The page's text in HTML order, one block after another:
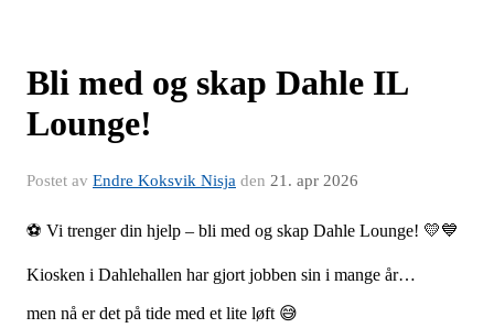
Bli med og skap Dahle IL
Lounge!
Postet av Endre Koksvik Nisja den 21. apr 2026
⚽️ Vi trenger din hjelp – bli med og skap Dahle Lounge! 💛💙
Kiosken i Dahlehallen har gjort jobben sin i mange år…
men nå er det på tide med et lite løft 😅